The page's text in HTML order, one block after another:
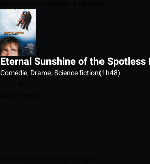
Eternal Sunshine of the Spotless
Comédie, Drame, Science fiction(1h48)